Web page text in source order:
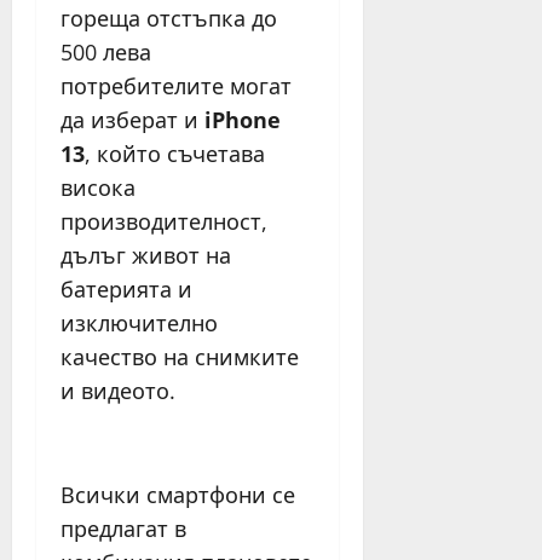
гореща отстъпка до
500 лева
потребителите могат
да изберат и iPhone
13, който съчетава
висока
производителност,
дълъг живот на
батерията и
изключително
качество на снимките
и видеото.
Всички смартфони се
предлагат в